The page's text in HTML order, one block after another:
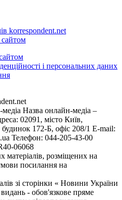
korrespondent.net
і персональних даних
Назва онлайн-медіа –
02091, місто Київ,
172-Б, офіс 208/1 E-mail:
Телефон: 044-205-43-00
06068
матеріалів, розміщених на
посилання на
зі сторінки « Новини України
видань - обов'язкове пряме